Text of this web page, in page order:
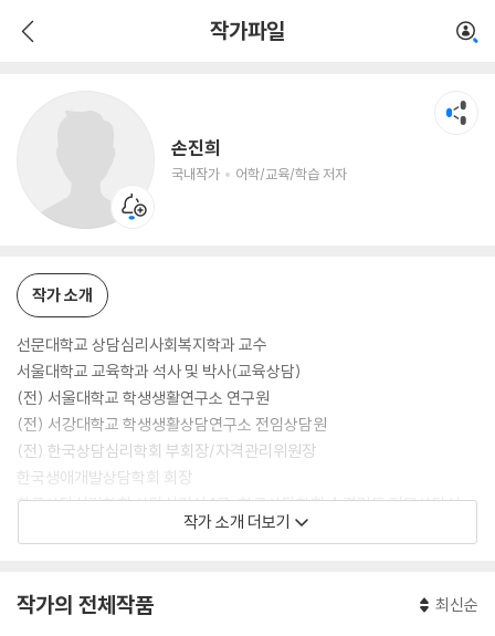
작가파일
손진희
국내작가 어학/교육/학습 저자
어학/교육/학습 저자
작가 소개
선문대학교 상담심리사회복지학과 교수
서울대학교 교육학과 석사 및 박사(교육상담)
(전) 서울대학교 학생생활연구소 연구원
(전) 서강대학교 학생생활상담연구소 전임상담원
(전) 한국상담심리학회 부회장/자격관리위원장
한국생애개발상담학회 회장
한국상담심리학회 상담심리사 1급, 한국상담학회 수련감독 전문상담사
작가 소개 더보기
작가의 전체작품 최신순